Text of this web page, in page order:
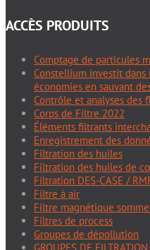
ACCÈS PRODUITS
Comptage de particules
Constellium investit
économies en sauvant
Contrôle et analyses des
Corps de Filtre 2022
Éléments filtrants
Enregistrement des
Filtration des huiles
Filtration des huiles de
Filtration DES-CASE /
Filtre à air
Filtre magnétique
Filtres de process
Groupes de dépollution